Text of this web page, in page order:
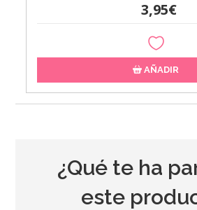
3,95€
AÑADIR
¿Qué te ha
este